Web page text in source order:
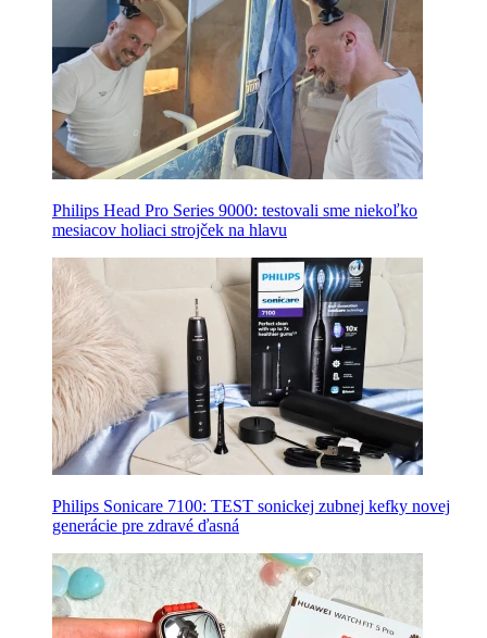
Philips Head Pro Series 9000: testovali sme niekoľko
mesiacov holiaci strojček na hlavu
Philips Sonicare 7100: TEST sonickej zubnej kefky novej
generácie pre zdravé ďasná